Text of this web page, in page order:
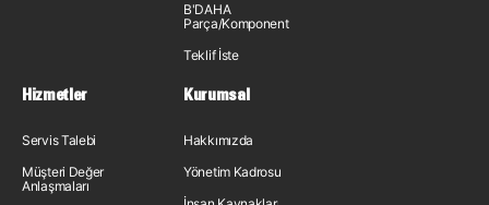
B'DAHA
Parça/Komponent
Teklif İste
Hizmetler
Servis Talebi
Müşteri Değer
Anlaşmaları
Kurumsal
Hakkımızda
Yönetim Kadrosu